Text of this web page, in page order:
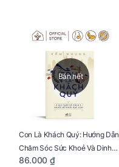
Bán hết
Con Là Khách Quý: Hướng Dẫn
Chăm Sóc Sức Khoẻ Và Dinh
Dưỡng Cho Bé
86.000 ₫